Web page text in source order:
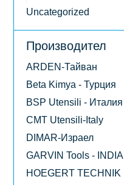
Uncategorized
Производител
ARDEN-Тайван
Beta Kimya - Турция
BSP Utensili - Италия
CMT Utensili-Italy
DIMAR-Израел
GARVIN Tools - INDIA
HOEGERT TECHNIK